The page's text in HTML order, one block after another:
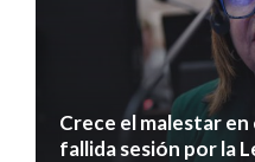
Crece el malestar
fallida sesión por la